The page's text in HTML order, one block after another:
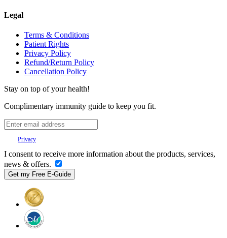
Legal
Terms & Conditions
Patient Rights
Privacy Policy
Refund/Return Policy
Cancellation Policy
Stay on top of your health!
Complimentary immunity guide to keep you fit.
Privacy
I consent to receive more information about the products, services,
news & offers.